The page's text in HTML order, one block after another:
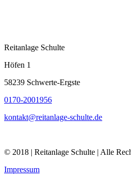
Reitanlage Schulte
Höfen 1
58239 Schwerte-Ergste
0170-2001956
kontakt@reitanlage-schulte.de
© 2018 | Reitanlage Schulte | Alle
Impressum